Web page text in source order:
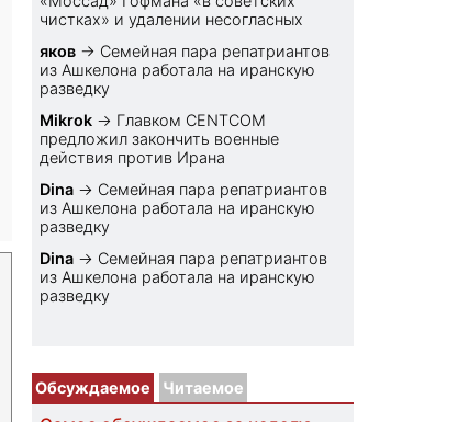
чистках» и удалении несогласных
яков → Семейная пара репатриантов
из Ашкелона работала на иранскую
разведку
Mikrok → Главком CENTCOM
предложил закончить военные
действия против Ирана
Dina → Семейная пара репатриантов
из Ашкелона работала на иранскую
разведку
Dina → Семейная пара репатриантов
из Ашкелона работала на иранскую
разведку
Обсуждаемое Читаемое